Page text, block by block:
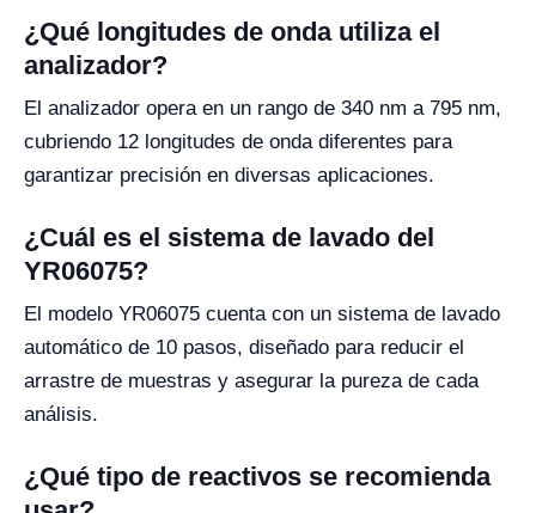
¿Qué longitudes de onda utiliza el
analizador?
El analizador opera en un rango de 340 nm a 795 nm,
cubriendo 12 longitudes de onda diferentes para
garantizar precisión en diversas aplicaciones.
¿Cuál es el sistema de lavado del
YR06075?
El modelo YR06075 cuenta con un sistema de lavado
automático de 10 pasos, diseñado para reducir el
arrastre de muestras y asegurar la pureza de cada
análisis.
¿Qué tipo de reactivos se recomienda